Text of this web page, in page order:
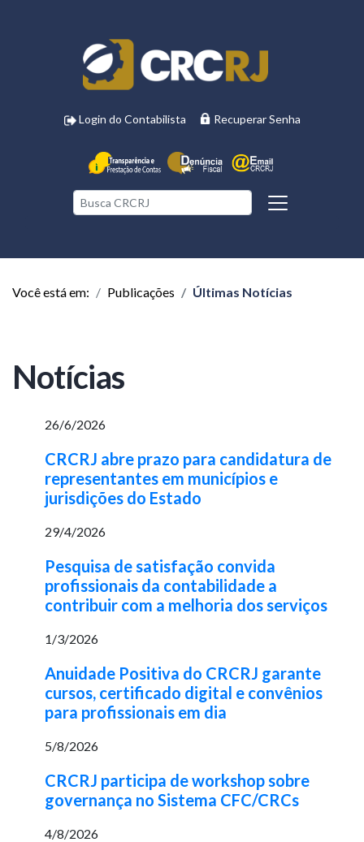
Login do Contabilista Recuperar Senha
Você está em: Publicações Últimas Notícias
Notícias
26/6/2026
CRCRJ abre prazo para candidatura de
representantes em municípios e
jurisdições do Estado
29/4/2026
Pesquisa de satisfação convida
profissionais da contabilidade a
contribuir com a melhoria dos serviços
1/3/2026
Anuidade Positiva do CRCRJ garante
cursos, certificado digital e convênios
para profissionais em dia
5/8/2026
CRCRJ participa de workshop sobre
governança no Sistema CFC/CRCs
4/8/2026